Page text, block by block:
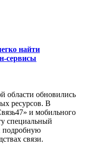
найти
сервисы
области обновились
ресурсов. В
и мобильного
специальный
подробную
связи.